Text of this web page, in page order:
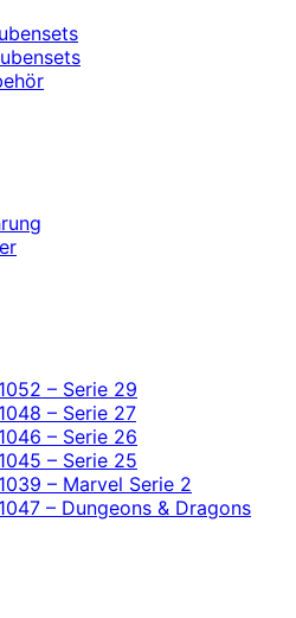
– Serie 29
– Serie 27
– Serie 26
– Serie 25
– Marvel Serie 2
– Dungeons & Dragons